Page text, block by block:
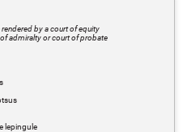
by a court of equity
admiralty or court of probate
lepingule